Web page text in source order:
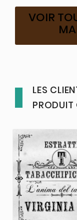
VOIR
LES
PRODUIT